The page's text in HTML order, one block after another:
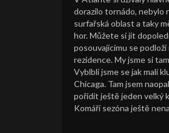
dorazilo tornádo, nebylo
surfařská oblast a taky
hor. Můžete si jít
posouvajícímu se
rezidence. My jsme si
Vyblbli jsme se jak malí
Chicaga. Tam jsem
pořídit ještě jeden velký
Komáří sezóna ještě